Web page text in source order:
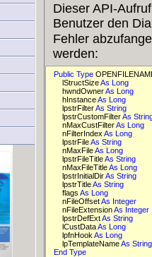
Dieser API-
Benutzer den
Fehler
werden:
Public Type
    lStructSize
As Long
    hwndOwner
As Long
    hInstance
As Long
    lpstrFilter
As String
    lpstrCustomFilter
As
    nMaxCustFilter
As Long
    nFilterIndex
As Long
    lpstrFile
As String
    nMaxFile
As Long
    lpstrFileTitle
As String
    nMaxFileTitle
As Long
    lpstrInitialDir
As String
    lpstrTitle
As String
    flags
As Long
    nFileOffset
As Integer
    nFileExtension
As Integer
    lpstrDefExt
As String
    lCustData
As Long
    lpfnHook
As Long
    lpTemplateName
As
End Type